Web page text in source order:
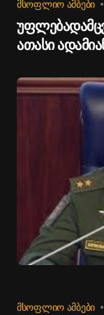
ᲛᲡᲝᲤᲚᲘᲝ ᲐᲛᲑᲔᲑᲘ
ათასი
ᲛᲡᲝᲤᲚᲘᲝ ᲐᲛᲑᲔᲑᲘ